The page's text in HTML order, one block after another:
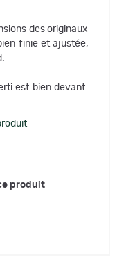
des originaux
finie et ajustée,
est bien devant.
produit